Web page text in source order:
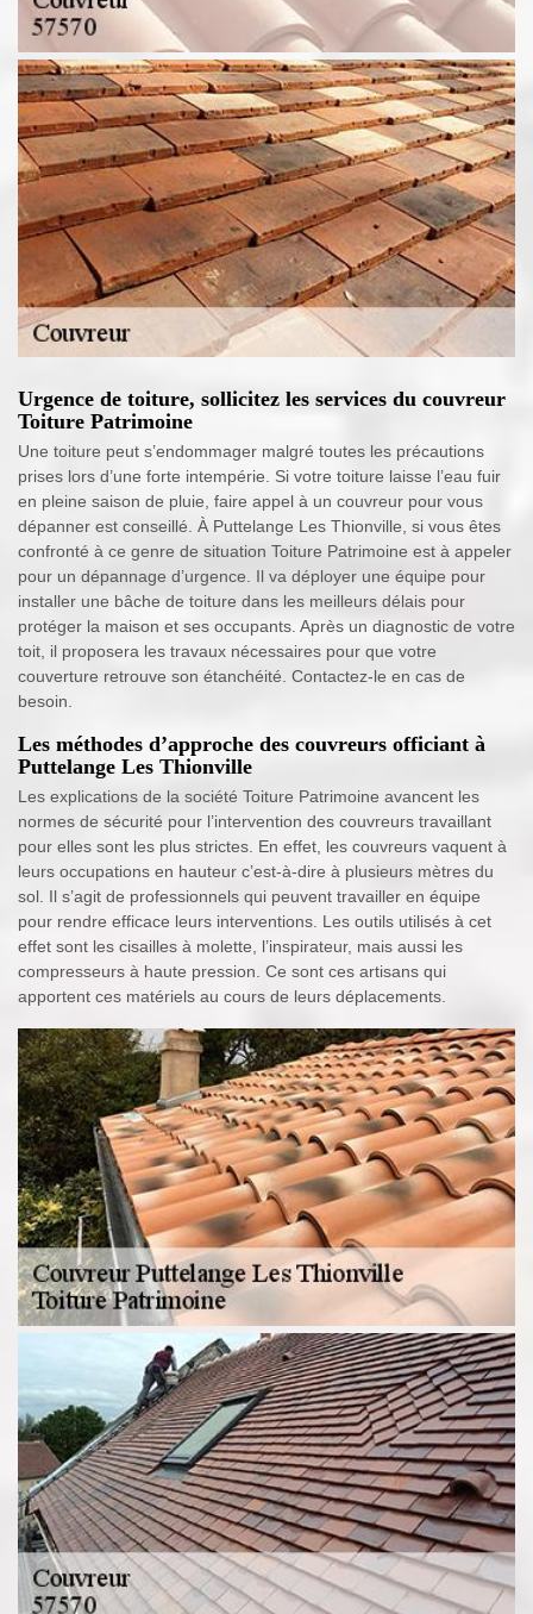
Urgence de toiture, sollicitez les services du couvreur
Toiture Patrimoine
Une toiture peut s’endommager malgré toutes les précautions
prises lors d’une forte intempérie. Si votre toiture laisse l’eau fuir
en pleine saison de pluie, faire appel à un couvreur pour vous
dépanner est conseillé. À Puttelange Les Thionville, si vous êtes
confronté à ce genre de situation Toiture Patrimoine est à appeler
pour un dépannage d’urgence. Il va déployer une équipe pour
installer une bâche de toiture dans les meilleurs délais pour
protéger la maison et ses occupants. Après un diagnostic de votre
toit, il proposera les travaux nécessaires pour que votre
couverture retrouve son étanchéité. Contactez-le en cas de
besoin.
Les méthodes d’approche des couvreurs officiant à
Puttelange Les Thionville
Les explications de la société Toiture Patrimoine avancent les
normes de sécurité pour l’intervention des couvreurs travaillant
pour elles sont les plus strictes. En effet, les couvreurs vaquent à
leurs occupations en hauteur c’est-à-dire à plusieurs mètres du
sol. Il s’agit de professionnels qui peuvent travailler en équipe
pour rendre efficace leurs interventions. Les outils utilisés à cet
effet sont les cisailles à molette, l’inspirateur, mais aussi les
compresseurs à haute pression. Ce sont ces artisans qui
apportent ces matériels au cours de leurs déplacements.